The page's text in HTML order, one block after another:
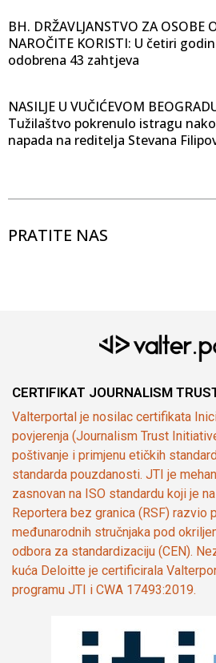
BH. DRŽAVLJANSTVO ZA OSOBE
NAROČITE KORISTI: U četiri
odobrena 43 zahtjeva
NASILJE U VUČIĆEVOM
Tužilaštvo pokrenulo istragu
napada na reditelja Stevana
PRATITE NAS
CERTIFIKAT JOURNALISM
Valterportal je nosilac certifikata
povjerenja (Journalism Trust
poštivanje i primjenu etičkih
standarda pouzdanosti. JTI je
zasnovan na ISO standardu koji je
Reportera bez granica (RSF) razvio
međunarodnih stručnjaka pod
odbora za standardizaciju (CEN).
kuća Deloitte je certificirala
programu JTI i CWA 17493:2019.